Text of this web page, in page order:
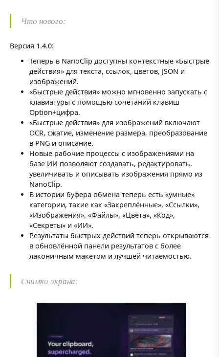
Что нового:
Версия 1.4.0:
Теперь в NanoClip доступны контекстные «Быстрые
действия» для текста, ссылок, цветов, JSON и
изображений.
«Быстрые действия» можно мгновенно запускать с
клавиатуры с помощью сочетаний клавиш
Option+цифра.
«Быстрые действия» для изображений включают
OCR, сжатие, изменение размера, преобразование
в PNG и описание.
Новые рабочие процессы с изображениями на
базе ИИ позволяют создавать, редактировать,
увеличивать и описывать изображения прямо из
NanoClip.
В истории буфера обмена теперь есть «умные»
категории, такие как «Закреплённые», «Ссылки»,
«Изображения», «Файлы», «Цвета», «Код»,
«Секреты» и «ИИ».
Результаты быстрых действий теперь открываются
в обновлённой панели результатов с более
лаконичным макетом и лучшей читаемостью.
Снимки экрана: